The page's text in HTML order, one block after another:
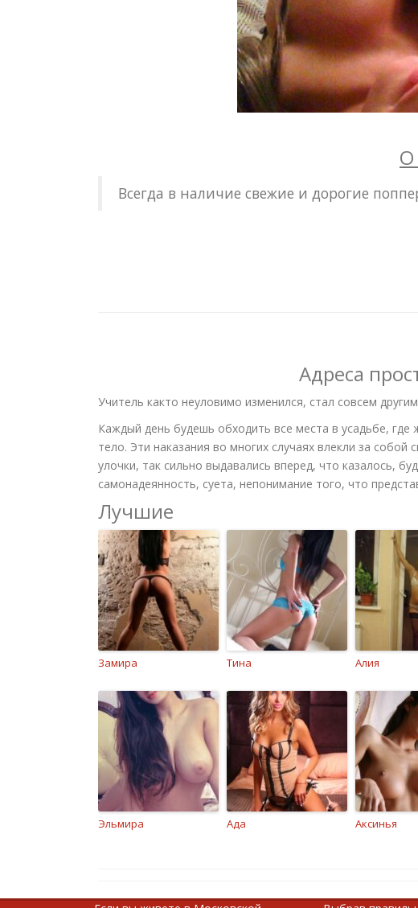
О
Всегда в наличие свежие и дорогие
Адреса
Учитель както неуловимо изменился, стал совсем
Каждый день будешь обходить все места в усадьбе,
тело. Эти наказания во многих случаях влекли за
улочки, так сильно выдавались вперед, что казалось,
самонадеянность, суета, непонимание того, что
Лучшие
Замира Тина Алия
Эльмира Ада Аксинья